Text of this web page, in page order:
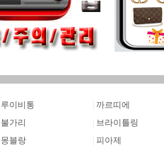
루이비통 까르띠에
불가리 브라이틀링
몽블랑 피아제